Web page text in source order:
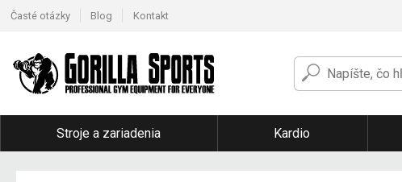
Časté otázky Blog Kontakt
Stroje a zariadenia Kardio